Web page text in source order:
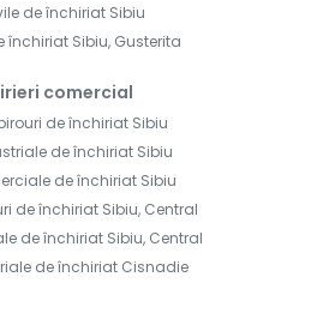
de închiriat Sibiu
închiriat Sibiu, Gusterita
comercial
de închiriat Sibiu
de închiriat Sibiu
de închiriat Sibiu
de închiriat Sibiu, Central
de închiriat Sibiu, Central
de închiriat Cisnadie